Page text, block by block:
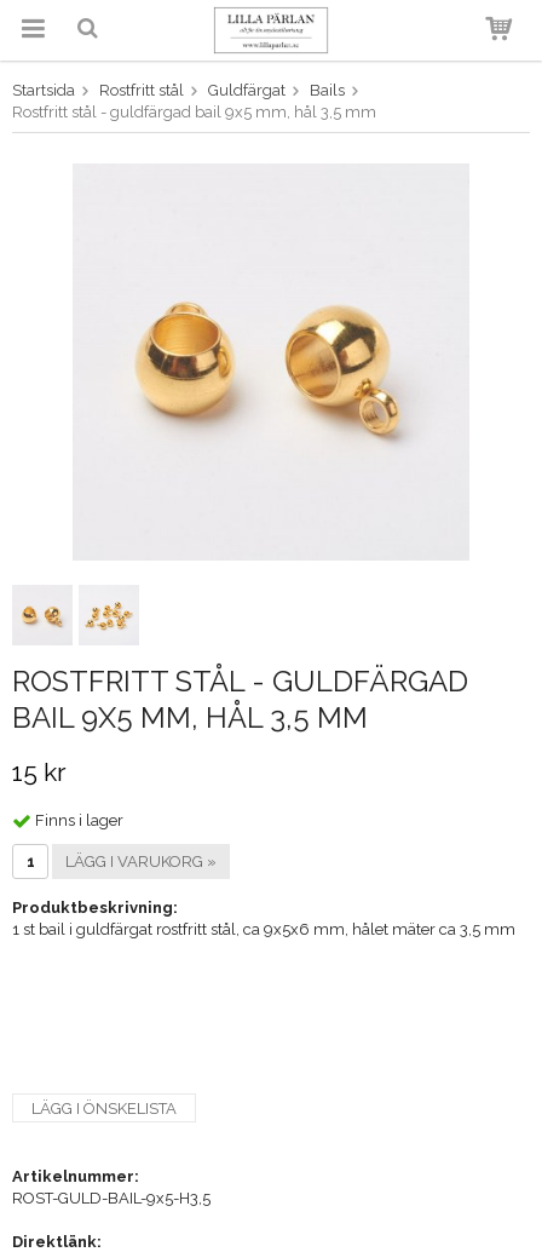
Produkten har blivit tillagd i
varukorgen
Startsida Rostfritt stål Guldfärgat
Bails
Rostfritt stål - guldfärgad bail 9x5 mm, hål 3,5 mm
ROSTFRITT STÅL - GULDFÄRGAD
BAIL 9X5 MM, HÅL 3,5 MM
15 kr
Finns i lager
LÄGG I VARUKORG »
Produktbeskrivning:
1 st bail i guldfärgat rostfritt stål, ca 9x5x6 mm, hålet mäter ca 3,5 mm
LÄGG I ÖNSKELISTA
Artikelnummer:
ROST-GULD-BAIL-9x5-H3,5
Direktlänk: